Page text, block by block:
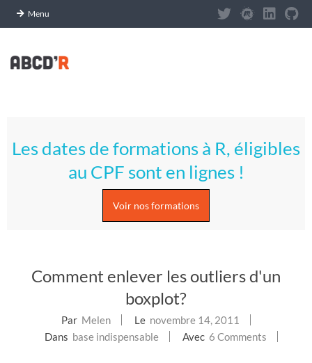
Menu
content
S
Menu
Les dates de formations à R, éligibles
au CPF sont en lignes !
Voir nos formations
Comment enlever les outliers d'un
boxplot?
Par Melen Le novembre 14, 2011
Dans base indispensable Avec 6 Comments
Panneau de gestion des cookies